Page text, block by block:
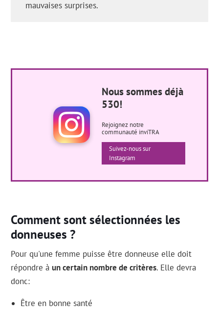
mauvaises surprises.
Nous sommes déjà
530!
Rejoignez notre
communauté inviTRA
Suivez-nous sur
Instagram
Comment sont sélectionnées les
donneuses ?
Pour qu'une femme puisse être donneuse elle doit
répondre à un certain nombre de critères. Elle devra
donc:
Être en bonne santé